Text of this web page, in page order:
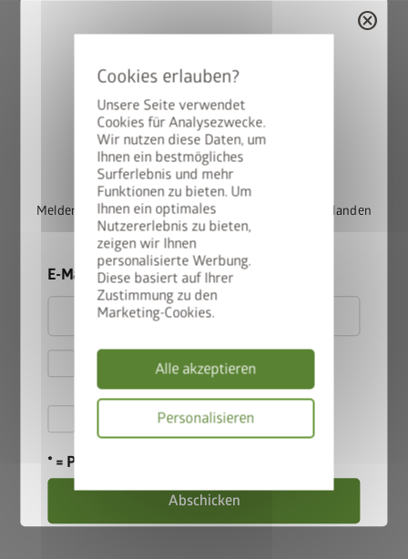
Unsere Seite verwendet
Cookies für Analysezwecke.
Wir nutzen diese Daten, um
Ihnen ein bestmögliches
Surferlebnis und mehr
Funktionen zu bieten. Um
Ihnen ein optimales
Nutzererlebnis zu bieten,
zeigen wir Ihnen
personalisierte Werbung.
Diese basiert auf Ihrer
Zustimmung zu den
Marketing-Cookies.
Alle akzeptieren
Personalisieren
Ist die Biohort Charly Robotergarage
darin geschützt?
Dank des feuerverzinkten, polyamid-einbrennlackierten
Stahlblech ist die Biohort Robotergarage Charly wetterfest
und besonders witterungsbeständig. Dadurch schützt sie den
Rasenmäher-Roboter vor Regen, Schnee, Sonneneinstrahlung
und anderen Umwelteinflüssen.
Kann die Robotergarage auch im Winter
draußen stehen bleiben?
Ja, die Biohort Charly Robotergarage ist so konzipiert, dass sie
das ganze Jahr über im Freien stehen bleiben kann,
einschließlich der Wintermonate. Aufgrund der wetterfesten
Konstruktion bietet sie auch bei niedrigen Temperaturen und
Schneefall einen zuverlässigen Schutz für den Rasenmäher-
Roboter.
cancel
StyleBox gewinnen
Melden Sie sich jetzt für unseren Newsletter an und landen
Sie automatisch im Lostopf.
E-Mail
Hiermit akzeptiere ich
die
Datenschutzbestimmungen
Hiermit akzeptiere ich die
Teilnahmebedingungen.
* = Pflichtfeld
Abschicken